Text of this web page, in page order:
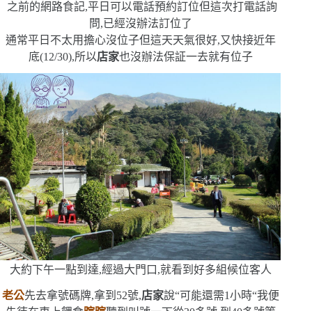
之前的網路食記,平日可以電話預約訂位但這次打電話詢
問,已經沒辦法訂位了
通常平日不太用擔心沒位子但這天天氣很好,又快接近年
底(12/30),所以店家也沒辦法保証一去就有位子
大約下午一點到達,經過大門口,就看到好多組候位客人
老公先去拿號碼牌,拿到 52號,店家說“可能還需1小時“我便